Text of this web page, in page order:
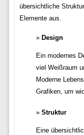
übersichtliche
Elemente aus.
Design
Ein modernes
viel Weißraum
Moderne
Grafiken, um
Struktur
Eine